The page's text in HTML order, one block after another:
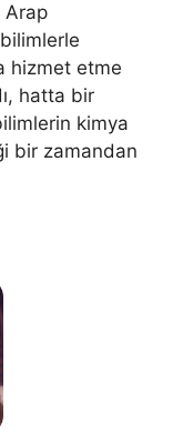
Arap
hizmet etme
hatta bir
kimya
bir zamandan